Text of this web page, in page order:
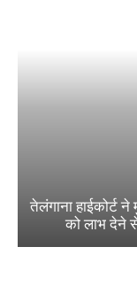
तेलंगाना हाईकोर्ट
को लाभ देने